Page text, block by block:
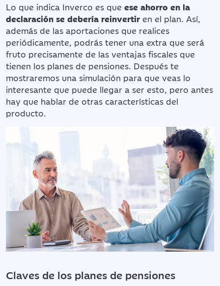
Lo que indica Inverco es que ese ahorro en la
declaración se debería reinvertir en el plan. Así,
además de las aportaciones que realices
periódicamente, podrás tener una extra que será
fruto precisamente de las ventajas fiscales que
tienen los planes de pensiones. Después te
mostraremos una simulación para que veas lo
interesante que puede llegar a ser esto, pero antes
hay que hablar de otras características del
producto.
Claves de los planes de pensiones